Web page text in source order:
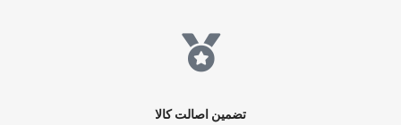
تضمین اصالت کالا